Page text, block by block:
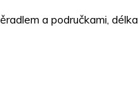
a područkami,